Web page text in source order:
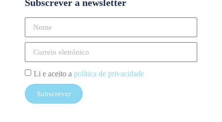
Subscrever a newsletter
Li e aceito a política de privacidade
Subscrever